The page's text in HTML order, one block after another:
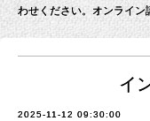
わせください。 オンライン
イ
2025-11-12 09:30:00